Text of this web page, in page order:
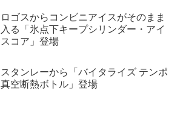
ロゴスからコンビニアイスがそのまま
入る「氷点下キープシリンダー・アイ
スコア」登場
スタンレーから「バイタライズ テンポ
真空断熱ボトル」登場